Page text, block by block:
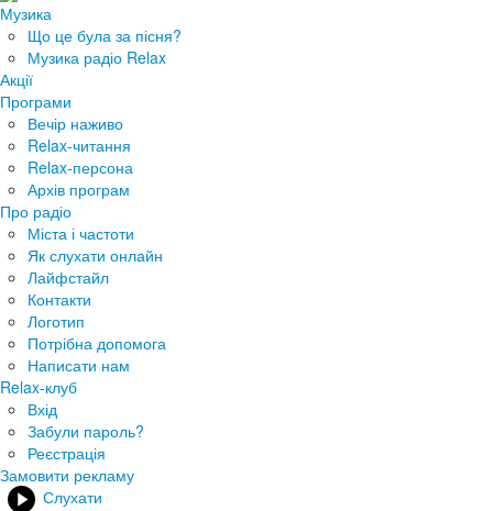
Музика
Що це була за пісня?
Музика радіо Relax
Акції
Програми
Вечір наживо
Relax-читання
Relax-персона
Архів програм
Про радіо
Міста і частоти
Як слухати онлайн
Лайфстайл
Контакти
Логотип
Потрібна допомога
Написати нам
Relax-клуб
Вхід
Забули пароль?
Реєстрація
Замовити рекламу
Слухати